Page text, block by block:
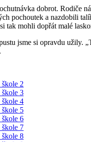
dobrot. Rodiče
pochoutek a nazdobili
tak mohli dopřát malé
jsme si opravdu užily.